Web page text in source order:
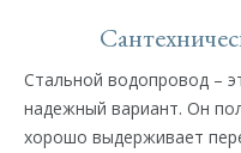
Стальной водопровод –
надежный вариант. Он
хорошо выдерживает